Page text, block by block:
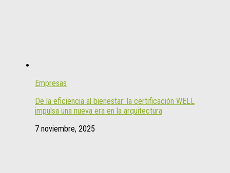
Empresas
De la eficiencia al bienestar: la certificación WELL
impulsa una nueva era en la arquitectura
7 noviembre, 2025